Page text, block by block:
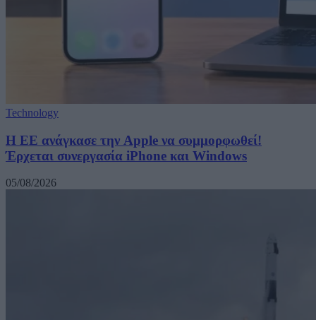
Technology
H ΕΕ ανάγκασε την Apple να συμμορφωθεί!
Έρχεται συνεργασία iPhone και Windows
05/08/2026